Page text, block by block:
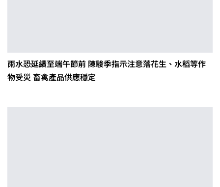
雨水恐延續至端午節前 陳駿季指示注意落花生、水稻等作
物受災 畜禽產品供應穩定